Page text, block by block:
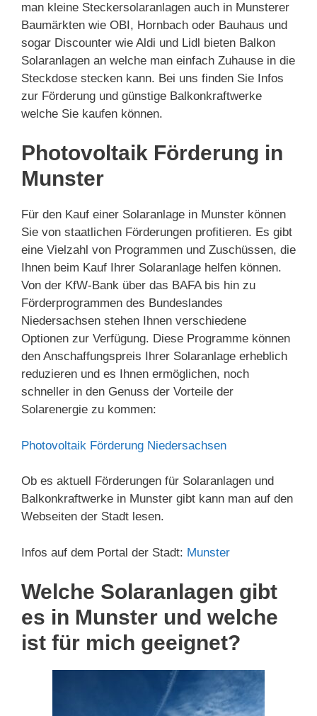
man kleine Steckersolaranlagen auch in Munsterer
Baumärkten wie OBI, Hornbach oder Bauhaus und
sogar Discounter wie Aldi und Lidl bieten Balkon
Solaranlagen an welche man einfach Zuhause in die
Steckdose stecken kann. Bei uns finden Sie Infos
zur Förderung und günstige Balkonkraftwerke
welche Sie kaufen können.
Photovoltaik Förderung in
Munster
Für den Kauf einer Solaranlage in Munster können
Sie von staatlichen Förderungen profitieren. Es gibt
eine Vielzahl von Programmen und Zuschüssen, die
Ihnen beim Kauf Ihrer Solaranlage helfen können.
Von der KfW-Bank über das BAFA bis hin zu
Förderprogrammen des Bundeslandes
Niedersachsen stehen Ihnen verschiedene
Optionen zur Verfügung. Diese Programme können
den Anschaffungspreis Ihrer Solaranlage erheblich
reduzieren und es Ihnen ermöglichen, noch
schneller in den Genuss der Vorteile der
Solarenergie zu kommen:
Photovoltaik Förderung Niedersachsen
Ob es aktuell Förderungen für Solaranlagen und
Balkonkraftwerke in Munster gibt kann man auf den
Webseiten der Stadt lesen.
Infos auf dem Portal der Stadt: Munster
Welche Solaranlagen gibt
es in Munster und welche
ist für mich geeignet?